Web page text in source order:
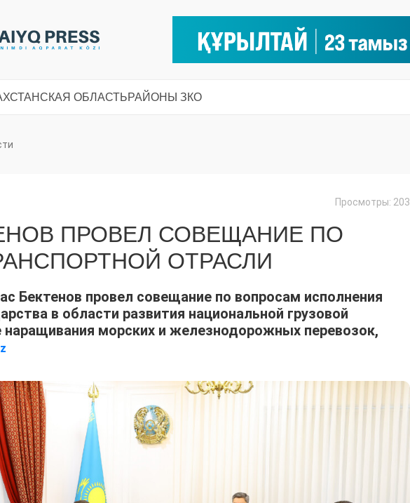
ОБЛАСТЬРАЙОНЫ ЗКО
Просмотры: 203
ПРОВЕЛ СОВЕЩАНИЕ ПО
ОТРАСЛИ
Бектенов провел совещание по вопросам исполнения
в области развития национальной грузовой
наращивания морских и железнодорожных перевозок,